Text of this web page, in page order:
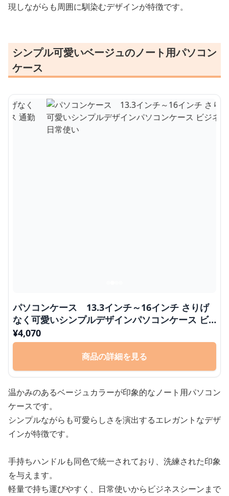
現しながらも周囲に馴染むデザインが特徴です。
シンプル可愛いベージュのノート用パソコン
ケース
パソコンケース 13.3インチ～16インチ さりげ
なく可愛いシンプルデザインパソコンケース ビ
ジネス 通勤 日常使い
¥4,070
商品の詳細を見る
温かみのあるベージュカラーが印象的なノート用パソコン
ケースです。
シンプルながらも可愛らしさを演出するエレガントなデザ
インが特徴です。
手持ちハンドルも同色で統一されており、洗練された印象
を与えます。
軽量で持ち運びやすく、日常使いからビジネスシーンまで